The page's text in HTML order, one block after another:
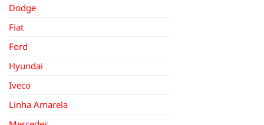
Dodge
Fiat
Ford
Hyundai
Iveco
Linha Amarela